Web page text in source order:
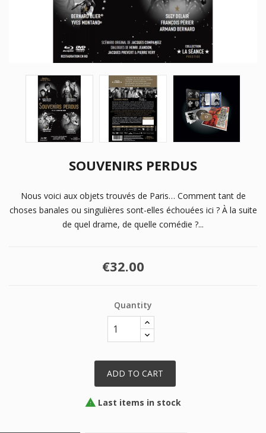
SOUVENIRS PERDUS
Nous voici aux objets trouvés de Paris… Comment tant de
choses banales ou singulières sont-elles échouées ici ? À la suite
de quel drame, de quelle comédie ?...
€32.00
Quantity
ADD TO CART
 Last items in stock